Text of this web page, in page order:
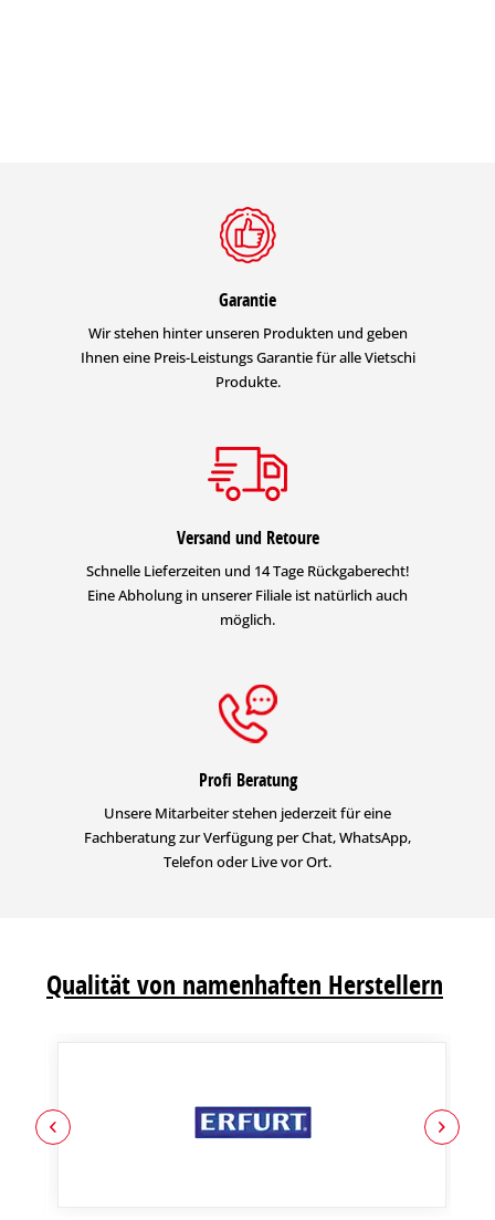
Garantie
Wir stehen hinter unseren Produkten und geben
Ihnen eine Preis-Leistungs Garantie für alle Vietschi
Produkte.
Versand und Retoure
Schnelle Lieferzeiten und 14 Tage Rückgaberecht!
Eine Abholung in unserer Filiale ist natürlich auch
möglich.
Profi Beratung
Unsere Mitarbeiter stehen jederzeit für eine
Fachberatung zur Verfügung per Chat, WhatsApp,
Telefon oder Live vor Ort.
Qualität von namenhaften Herstellern